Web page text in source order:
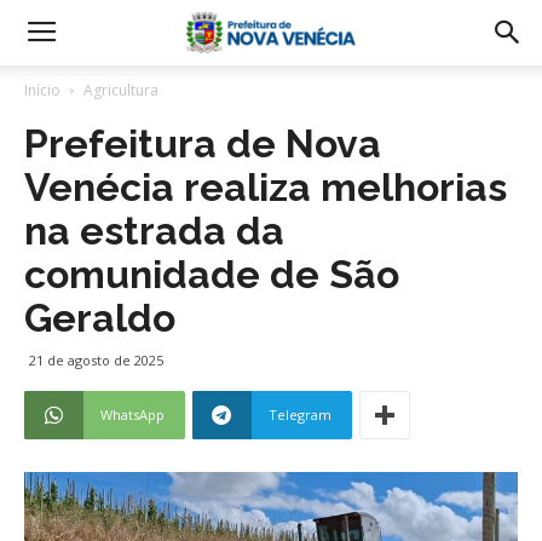
Início Agricultura
Prefeitura de Nova
Venécia realiza melhorias
na estrada da
comunidade de São
Geraldo
21 de agosto de 2025
WhatsApp Telegram